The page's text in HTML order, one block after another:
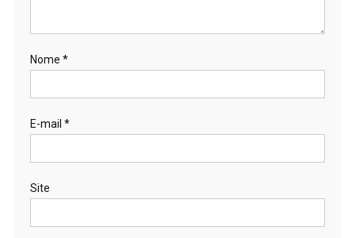
Nome *
E-mail *
Site